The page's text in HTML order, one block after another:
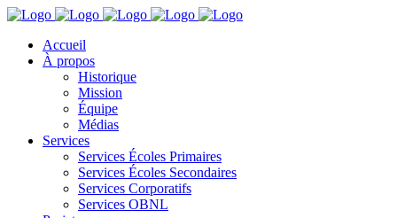
Accueil
À propos
Historique
Mission
Équipe
Médias
Services
Services Écoles Primaires
Services Écoles Secondaires
Services Corporatifs
Services OBNL